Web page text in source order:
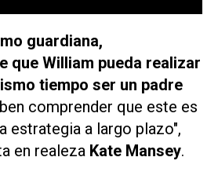
guardiana,
que William pueda realizar
tiempo ser un padre
comprender que este es
estrategia a largo plazo",
en realeza Kate Mansey.